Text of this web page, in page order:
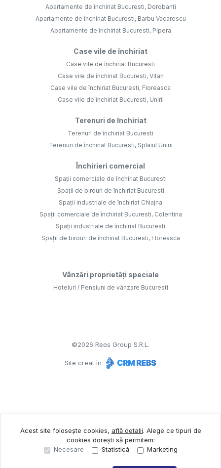
Apartamente de închiriat Bucuresti, Dorobanti
Apartamente de închiriat Bucuresti, Barbu Vacarescu
Apartamente de închiriat Bucuresti, Pipera
Case vile de închiriat
Case vile de închiriat Bucuresti
Case vile de închiriat Bucuresti, Vitan
Case vile de închiriat Bucuresti, Floreasca
Case vile de închiriat Bucuresti, Unirii
Terenuri de închiriat
Terenuri de închiriat Bucuresti
Terenuri de închiriat Bucuresti, Splaiul Unirii
Închirieri comercial
Spații comerciale de închiriat Bucuresti
Spații de birouri de închiriat Bucuresti
Spații industriale de închiriat Chiajna
Spații comerciale de închiriat Bucuresti, Colentina
Spații industriale de închiriat Bucuresti
Spații de birouri de închiriat Bucuresti, Floreasca
Vânzări proprietăți speciale
Hoteluri / Pensiuni de vânzare Bucuresti
©2026 Reos Group S.R.L.
Site creat în
Acest site folosește cookies, află detalii. Alege ce tipuri de
cookies dorești să permitem:
Necesare
Statistică Marketing